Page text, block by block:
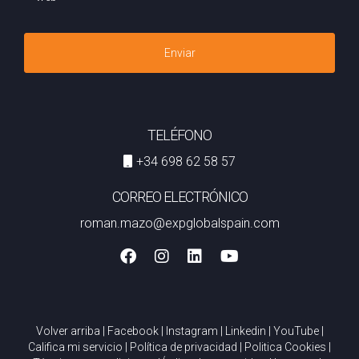
Los costos pueden incluir tarifas del agente inmobiliario,
impuestos sobre ganancias y gastos relacionados con
conocimiento y confianza. ¡Contáctame hoy mismo!
Enviar
TELÉFONO
+34 698 62 58 57
CORREO ELECTRÓNICO
roman.mazo@expglobalspain.com
Volver arriba Facebook| Instagram Linkedin YouTube|
Califica mi servicio
Política de privacidad Politica Cookies